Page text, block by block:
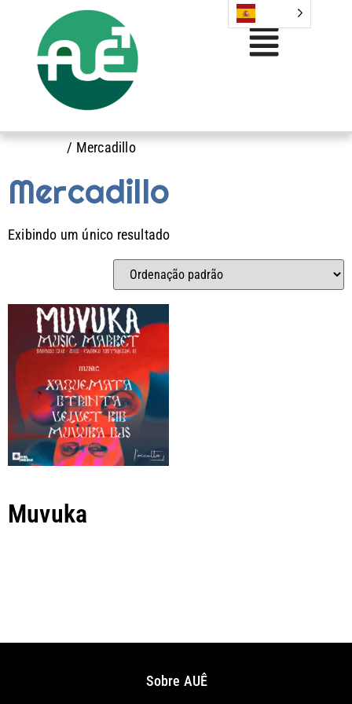
Início/ Mercadillo
Mercadillo
Exibindo um único resultado
Muvuka
Sobre AUÊ